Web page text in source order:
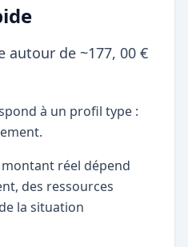
autour de ~177, 00 €
à un profil type :
réel dépend
des ressources
la situation